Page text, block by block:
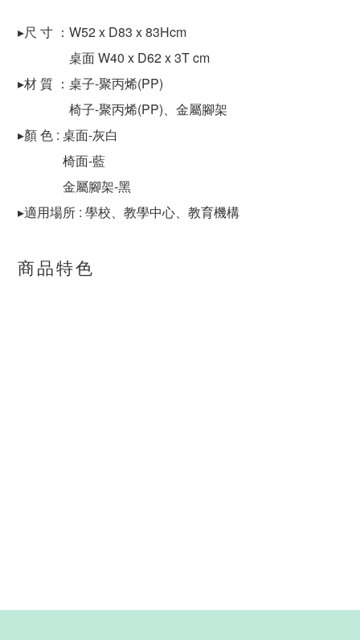
▸尺 寸 ：W52 x D83 x 83Hcm
桌面 W40 x D62 x 3T cm
▸材 質 ：桌子-聚丙烯(PP)
椅子-聚丙烯(PP)、金屬腳架
▸顏 色 : 桌面-灰白
椅面-藍
金屬腳架-黑
▸適用場所 : 學校、教學中心、教育機構
商品特色